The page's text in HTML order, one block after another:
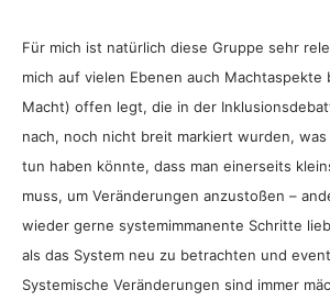
Für mich ist natürlich diese Gruppe sehr
mich auf vielen Ebenen auch Machtaspekte
Macht) offen legt, die in der
nach, noch nicht breit markiert wurden,
tun haben könnte, dass man einerseits
muss, um Veränderungen anzustoßen –
wieder gerne systemimmanente Schritte
als das System neu zu betrachten und
Systemische Veränderungen sind immer